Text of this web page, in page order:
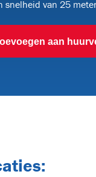
snelheid van 25
aan